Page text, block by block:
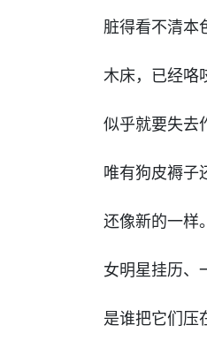
脏得看不清本
木床，已经咯
似乎就要失去
唯有狗皮褥子
还像新的一样
女明星挂历、
是谁把它们压